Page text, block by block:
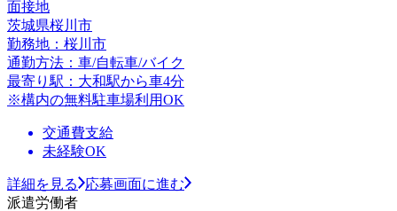
面接地
茨城県桜川市
勤務地：桜川市
通勤方法：車/自転車/バイク
最寄り駅：大和駅から車4分
※構内の無料駐車場利用OK
交通費支給
未経験OK
詳細を見る
応募画面に進む
派遣労働者